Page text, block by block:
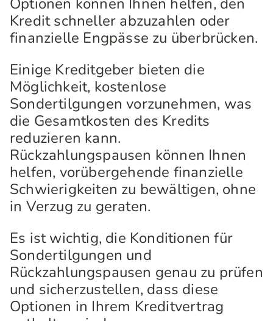
Kredit schneller abzuzahlen oder
finanzielle Engpässe zu überbrücken.
Einige Kreditgeber bieten die
Möglichkeit, kostenlose
Sondertilgungen vorzunehmen, was
die Gesamtkosten des Kredits
reduzieren kann.
Rückzahlungspausen können Ihnen
helfen, vorübergehende finanzielle
Schwierigkeiten zu bewältigen, ohne
in Verzug zu geraten.
Es ist wichtig, die Konditionen für
Sondertilgungen und
Rückzahlungspausen genau zu prüfen
und sicherzustellen, dass diese
Optionen in Ihrem Kreditvertrag